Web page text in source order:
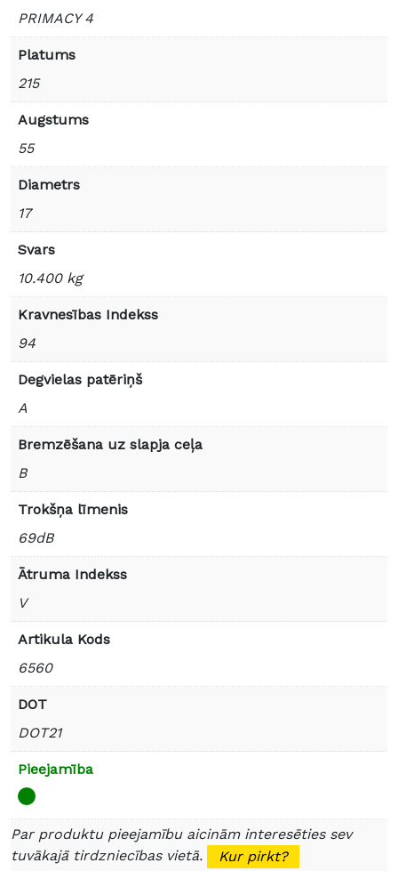
PRIMACY 4
Platums
215
Augstums
55
Diametrs
17
Svars
10.400 kg
Kravnesības Indekss
94
Degvielas patēriņš
A
Bremzēšana uz slapja ceļa
B
Trokšņa līmenis
69dB
Ātruma Indekss
V
Artikula Kods
6560
DOT
DOT21
Pieejamība
Par produktu pieejamību aicinām interesēties sev
tuvākajā tirdzniecības vietā.
Kur pirkt?